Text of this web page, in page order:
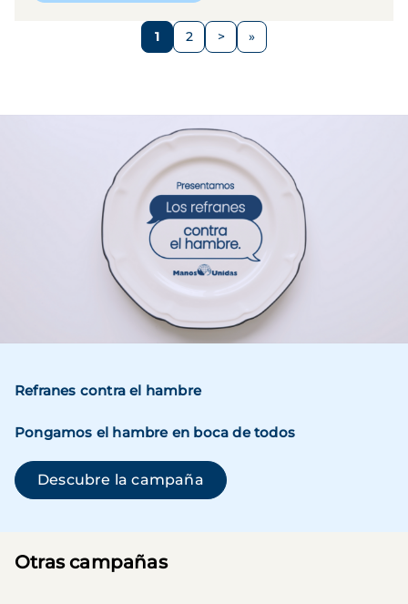
Página
1 Página
2
Siguiente
>
Refranes contra el hambre
Pongamos el hambre en boca de todos
Descubre la campaña(se abre en una ventana
Otras campañas